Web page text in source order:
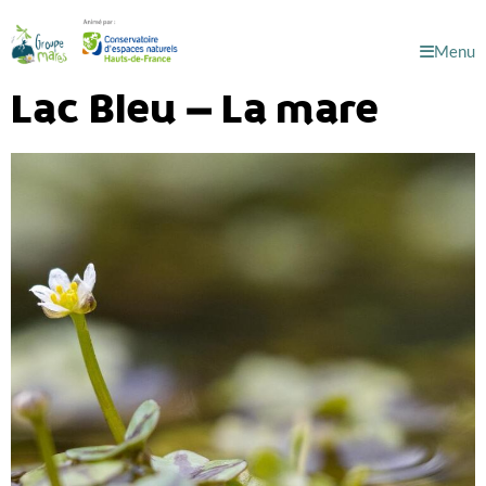
Menu
Lac Bleu – La mare